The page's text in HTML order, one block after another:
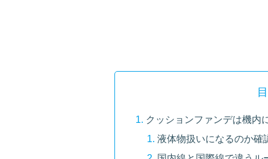
クッションファンデは機内
液体物扱いになるのか確